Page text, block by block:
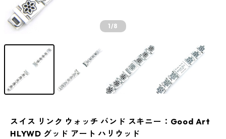
1/8
スイス リンク ウォッチ バンド スキニー：Good Art
HLYWD グッド アート ハリウッド